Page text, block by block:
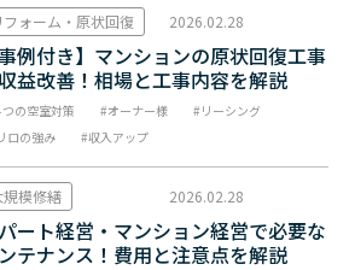
フォーム・原状回復 2026.02.28
事例付き】マンションの原状回復工事
益改善！相場と工事内容を解説
の空室対策 オーナー様
リーシング
ロの強み
収入アップ
規模修繕 2026.02.28
ート経営・マンション経営で必要な
テナンス！費用と注意点を解説